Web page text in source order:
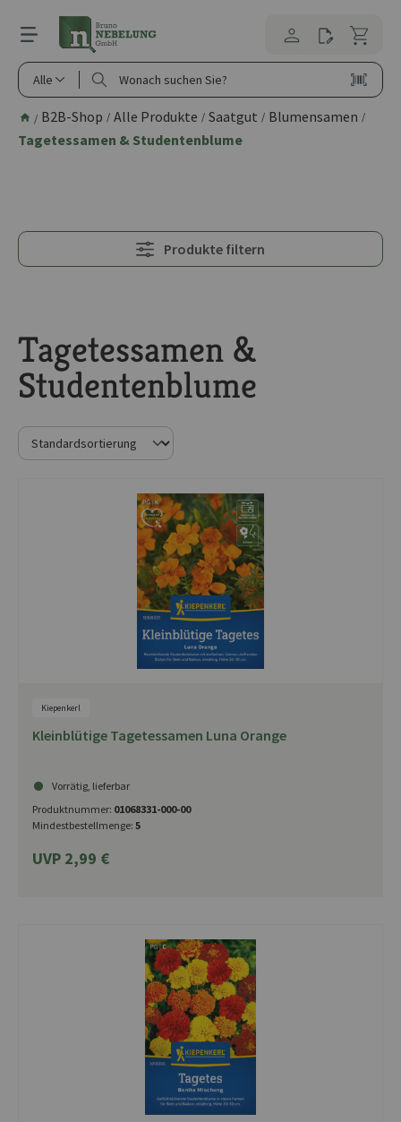
springen
Alle
/ B2B-Shop / Alle Produkte / Saatgut / Blumensamen /
Tagetessamen & Studentenblume
Produkte filtern
Tagetessamen &
Studentenblume
Kiepenkerl
Kleinblütige Tagetessamen Luna Orange
Vorrätig, lieferbar
Produktnummer: 01068331-000-00
Mindestbestellmenge: 5
UVP 2,99 €